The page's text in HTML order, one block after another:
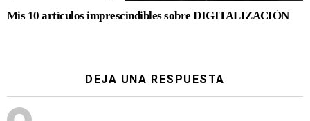
Mis 10 artículos imprescindibles sobre DIGITALIZACIÓN
DEJA UNA RESPUESTA